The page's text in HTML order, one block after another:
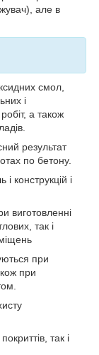
але в
смол,
і
а також
результат
по бетону.
конструкцій і
виготовленні
так і
при
при
так і